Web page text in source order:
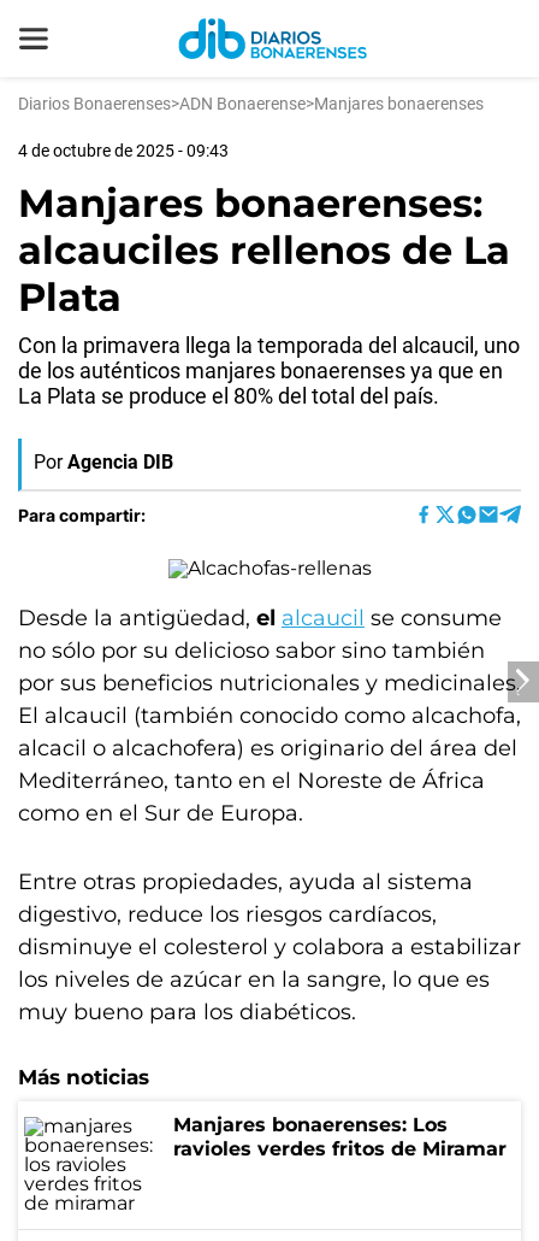
Diarios Bonaerenses>ADN Bonaerense>Manjares bonaerenses
4 de octubre de 2025 - 09:43
Manjares bonaerenses:
alcauciles rellenos de La
Plata
Con la primavera llega la temporada del alcaucil, uno
de los auténticos manjares bonaerenses ya que en
La Plata se produce el 80% del total del país.
Por Agencia DIB
Para compartir:
Desde la antigüedad, el alcaucil se consume
no sólo por su delicioso sabor sino también
por sus beneficios nutricionales y medicinales.
El alcaucil (también conocido como alcachofa,
alcacil o alcachofera) es originario del área del
Mediterráneo, tanto en el Noreste de África
como en el Sur de Europa.
Entre otras propiedades, ayuda al sistema
digestivo, reduce los riesgos cardíacos,
disminuye el colesterol y colabora a estabilizar
los niveles de azúcar en la sangre, lo que es
muy bueno para los diabéticos.
Más noticias
Manjares bonaerenses: Los
ravioles verdes fritos de Miramar